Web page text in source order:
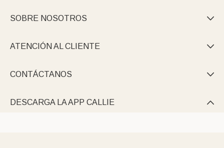
SOBRE NOSOTROS 
ATENCIÓN AL CLIENTE 
CONTÁCTANOS 
DESCARGA LA APP CALLIE 